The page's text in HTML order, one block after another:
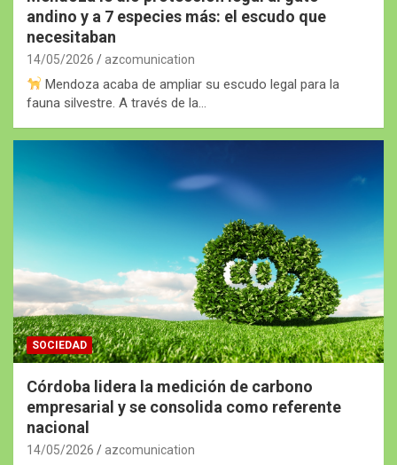
andino y a 7 especies más: el escudo que
necesitaban
14/05/2026 azcomunication
Mendoza acaba de ampliar su escudo legal para la
fauna silvestre. A través de la…
SOCIEDAD
Córdoba lidera la medición de carbono
empresarial y se consolida como referente
nacional
14/05/2026 azcomunication